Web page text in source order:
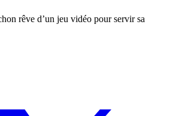
rêve d’un jeu vidéo pour servir sa